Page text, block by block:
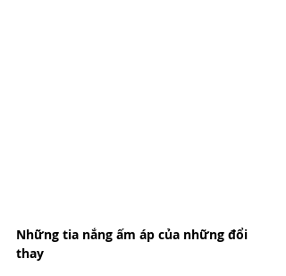
Những tia nắng ấm áp của những đổi
thay